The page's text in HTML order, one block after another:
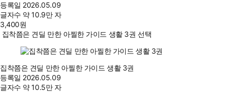
등록일 2026.05.09
글자수 약 10.9만 자
3,400원
집착쯤은 견딜 만한 아찔한 가이드 생활 3권 선택
집착쯤은 견딜 만한 아찔한 가이드 생활 3권
등록일 2026.05.09
글자수 약 10.5만 자